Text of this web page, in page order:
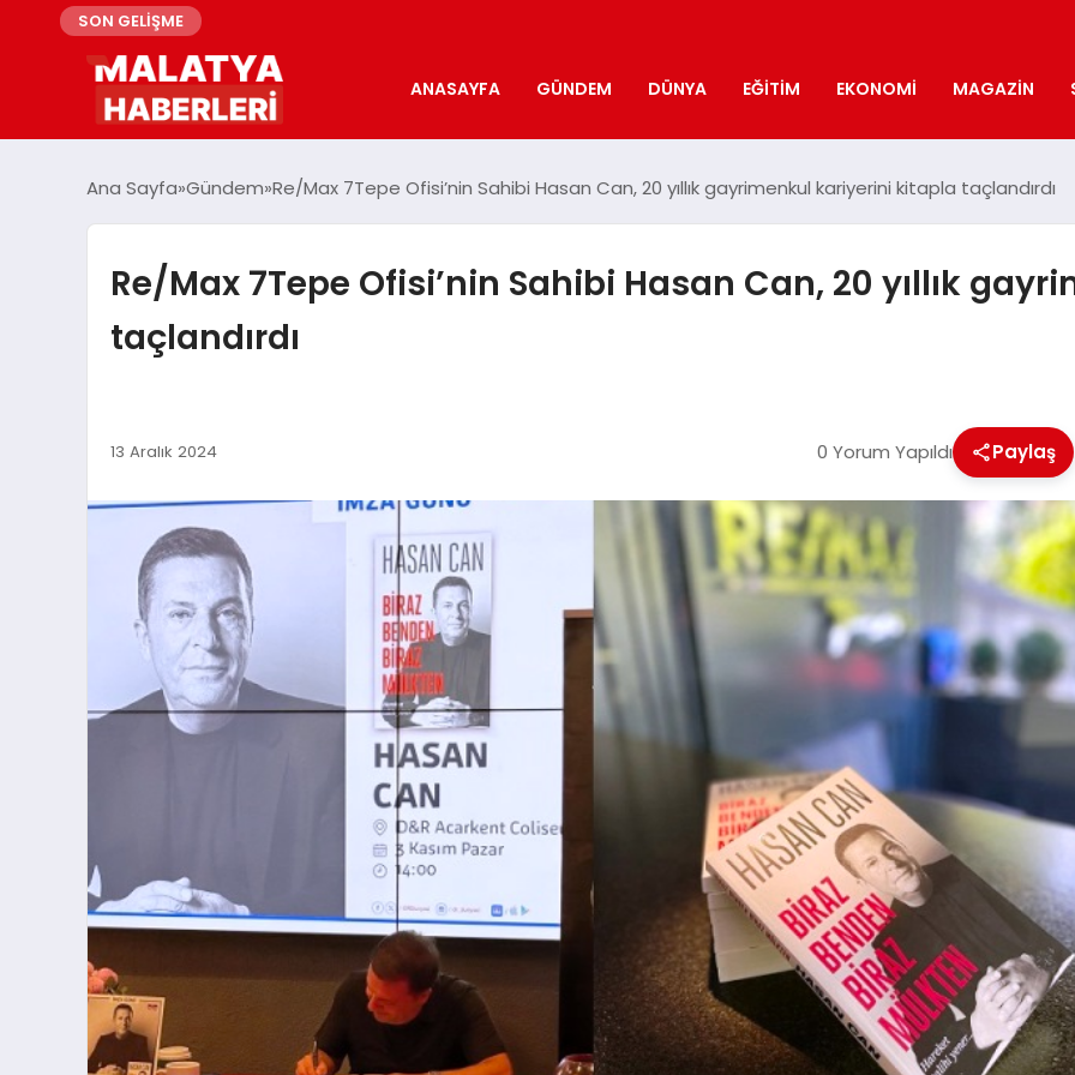
SON GELİŞME
ANASAYFA GÜNDEM DÜNYA EĞITIM EKONOMI MAGAZIN
Ana Sayfa Gündem Re/Max 7Tepe Ofisi’nin Sahibi Hasan Can, 20 yıllık gayrimenkul kariyerini kitapla taçlandırdı
Re/Max 7Tepe Ofisi’nin Sahibi Hasan Can, 20 yıllık
taçlandırdı
13 Aralık 2024 0 Yorum Yapıldı Paylaş